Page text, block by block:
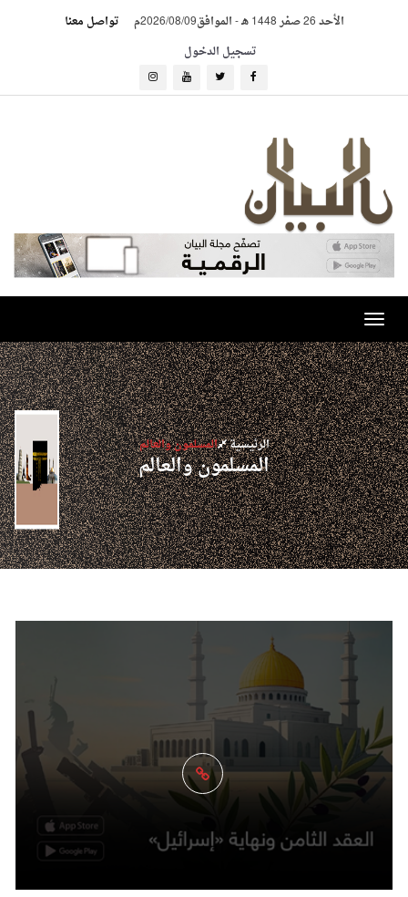
الأحد 26 صفر 1448 هـ -الموافق2026/08/09م
تواصل معنا
تسجيل الدخول
Toggle
navigation
الرئيسية المسلمون والعالم
المسلمون والعالم